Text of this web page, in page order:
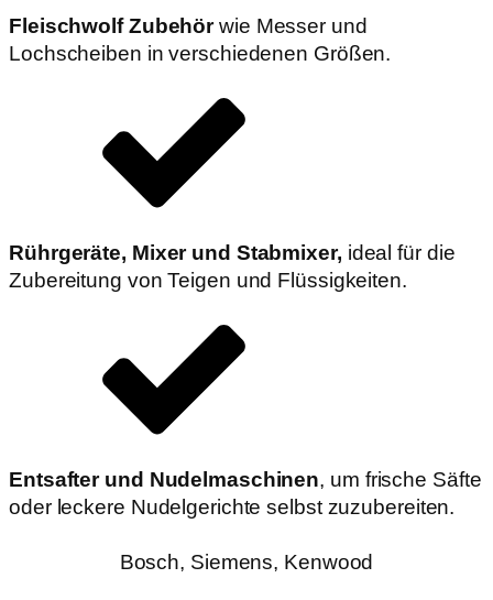
Fleischwolf Zubehörwie Messer und
Lochscheiben in verschiedenen Größen.
Rührgeräte, Mixer und Stabmixer, ideal für die
Zubereitung von Teigen und Flüssigkeiten.
Entsafter und Nudelmaschinen, um frische Säfte
oder leckere Nudelgerichte selbst zuzubereiten.
Bosch, Siemens, Kenwood